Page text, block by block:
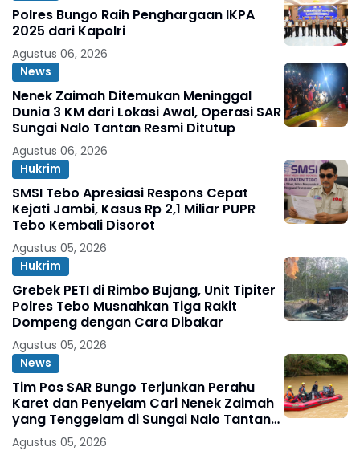
Polres Bungo Raih Penghargaan IKPA
2025 dari Kapolri
Agustus 06, 2026
News
Nenek Zaimah Ditemukan Meninggal
Dunia 3 KM dari Lokasi Awal, Operasi SAR
Sungai Nalo Tantan Resmi Ditutup
Agustus 06, 2026
Hukrim
SMSI Tebo Apresiasi Respons Cepat
Kejati Jambi, Kasus Rp 2,1 Miliar PUPR
Tebo Kembali Disorot
Agustus 05, 2026
Hukrim
Grebek PETI di Rimbo Bujang, Unit Tipiter
Polres Tebo Musnahkan Tiga Rakit
Dompeng dengan Cara Dibakar
Agustus 05, 2026
News
Tim Pos SAR Bungo Terjunkan Perahu
Karet dan Penyelam Cari Nenek Zaimah
yang Tenggelam di Sungai Nalo Tantan
Merangin
Agustus 05, 2026